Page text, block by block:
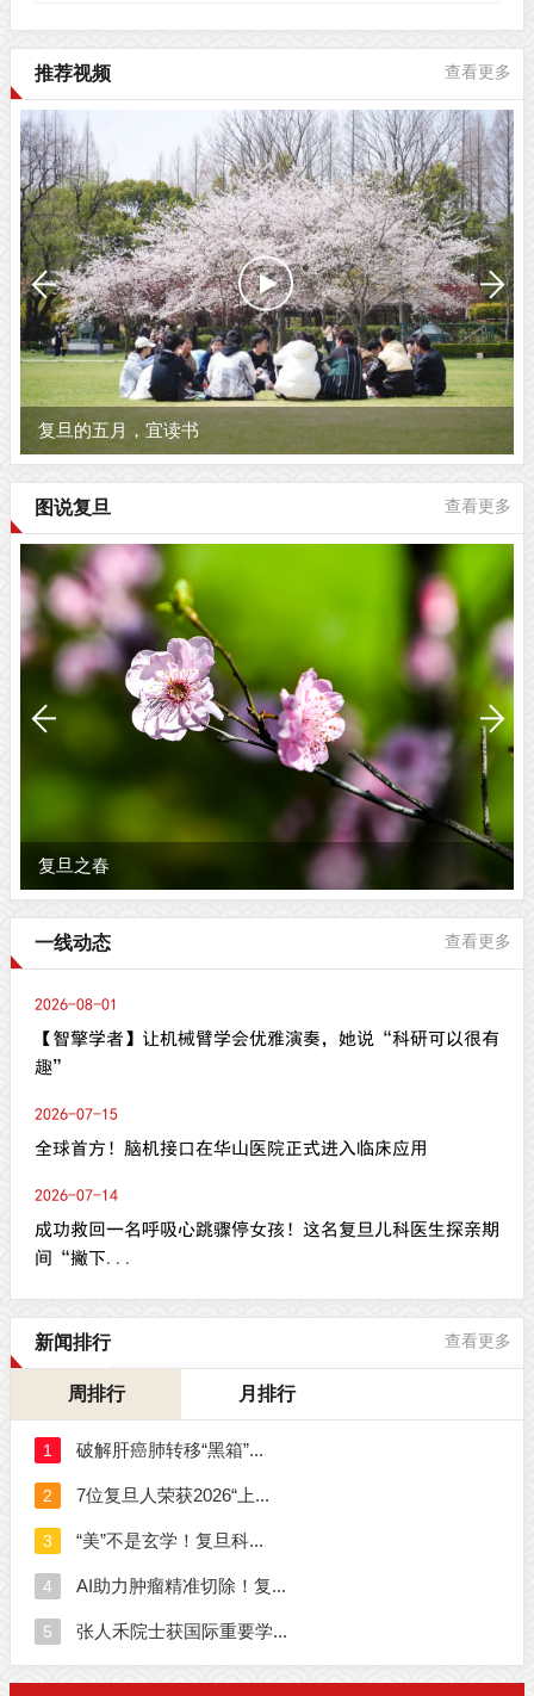
推荐视频 查看更多
复旦的五月，宜读书
图说复旦 查看更多
复旦之春
一线动态 查看更多
2026-08-01
【智擎学者】让机械臂学会优雅演奏，她说“科研可以很有
趣”
2026-07-15
全球首方！脑机接口在华山医院正式进入临床应用
2026-07-14
成功救回一名呼吸心跳骤停女孩！这名复旦儿科医生探亲期
间“撇下...
新闻排行 查看更多
周排行 月排行